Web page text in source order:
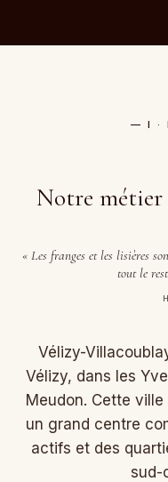
— I ·
Notre métier
« Les franges et les lisières
tout le
Vélizy-
Vélizy, dans les
Meudon. Cette
un grand centre
actifs et des
sud-